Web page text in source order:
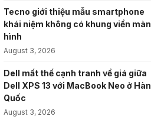
Tecno giới thiệu mẫu smartphone
khái niệm không có khung viền màn
hình
August 3, 2026
Dell mất thế cạnh tranh về giá giữa
Dell XPS 13 với MacBook Neo ở Hàn
Quốc
August 3, 2026